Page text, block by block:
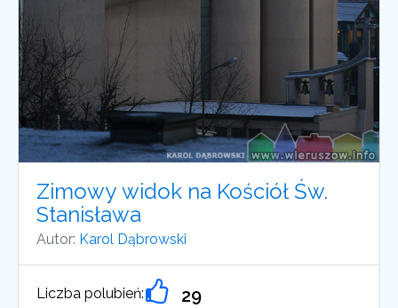
Zimowy widok na Kościół Św.
Stanisława
Autor: Karol Dąbrowski
Liczba polubień: 29